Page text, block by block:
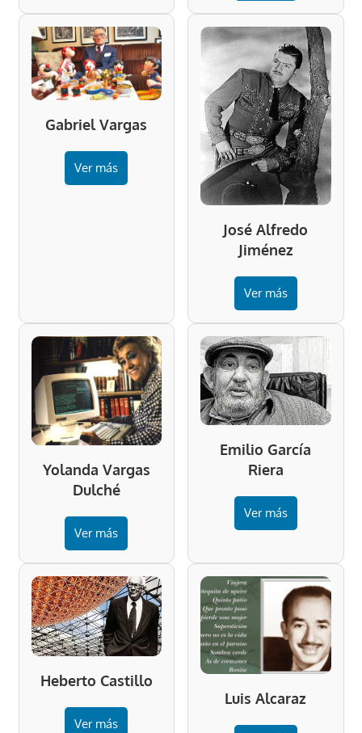
Gabriel Vargas
Ver más
José Alfredo
Jiménez
Ver más
Yolanda Vargas
Dulché
Ver más
Emilio García
Riera
Ver más
Heberto Castillo
Ver más
Luis Alcaraz